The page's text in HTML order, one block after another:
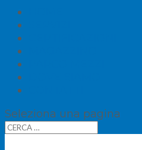
Seleziona una pagina